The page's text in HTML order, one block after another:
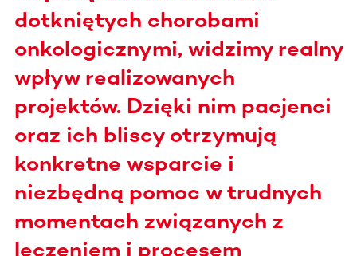
dotkniętych chorobami
onkologicznymi, widzimy realny
wpływ realizowanych
projektów. Dzięki nim pacjenci
oraz ich bliscy otrzymują
konkretne wsparcie i
niezbędną pomoc w trudnych
momentach związanych z
leczeniem i procesem